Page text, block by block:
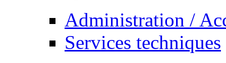
Administration /
Services techniques